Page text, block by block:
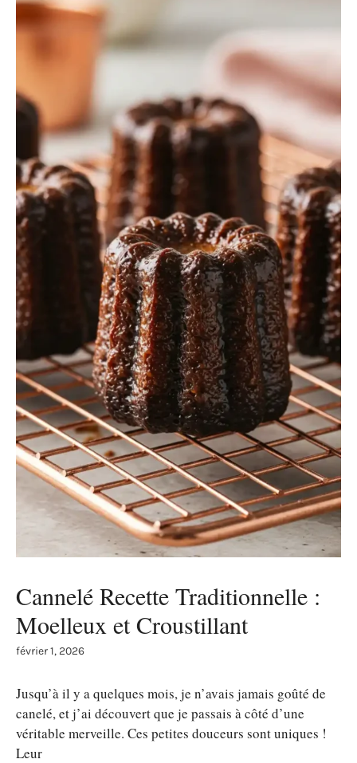
Cannelé Recette Traditionnelle :
Moelleux et Croustillant
février 1, 2026
Jusqu’à il y a quelques mois, je n’avais jamais goûté de
canelé, et j’ai découvert que je passais à côté d’une
véritable merveille. Ces petites douceurs sont uniques !
Leur